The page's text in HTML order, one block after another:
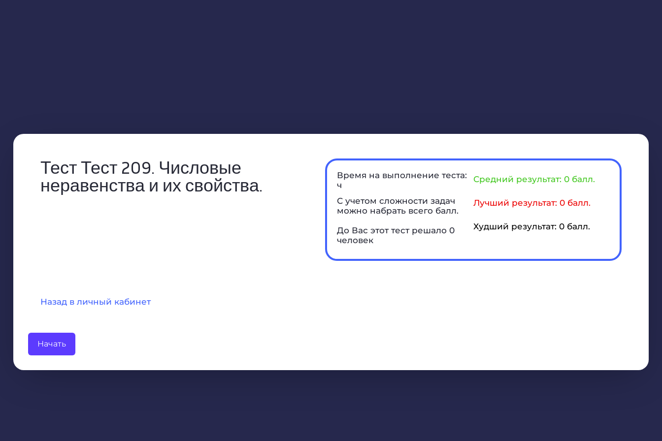
Тест Тест 209. Числовые
неравенства и их свойства.
Время на выполнение теста:
ч
С учетом сложности задач
можно набрать всего балл.
До Вас этот тест решало 0
человек
Средний результат: 0 балл.
Лучший результат: 0 балл.
Худший результат: 0 балл.
Назад в личный кабинет
Начать